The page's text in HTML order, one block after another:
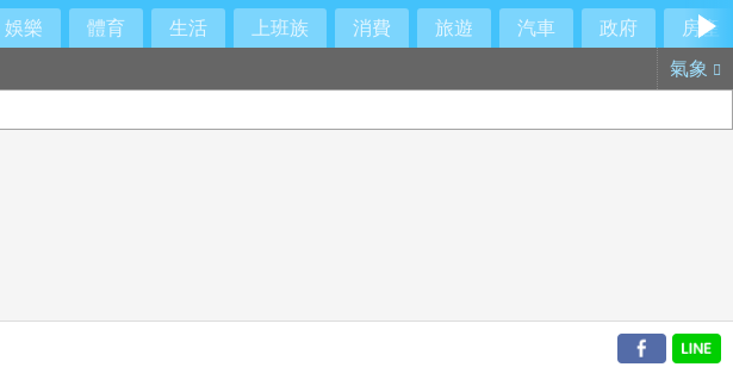
娛樂 體育 生活 上班族 消費 旅遊 汽車 政府
房產
氣象